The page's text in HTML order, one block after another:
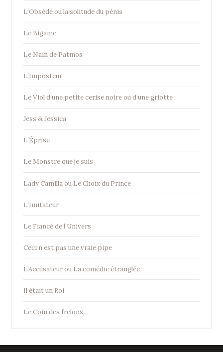
L’Obsédé ou la solitude du pénis
Le Bigame
Le Nain de Patmos
L’Imposteur
Le Viol d’une petite cerise noire ou d’une griotte
Jess & Jessica
L’Éprise
Le Monstre que je suis
Lady Camilla ou Le Choix du Prince
L’Imitateur
Le Fiancé de l’Univers
Ceci n’est pas une vraie pipe
L’Accusateur ou La comédie étranglée
Il était un Roi
Le Coin des frelons